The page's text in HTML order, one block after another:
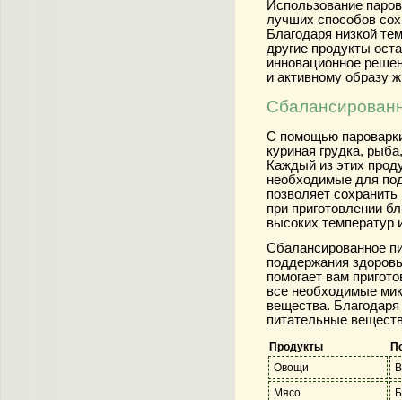
Использование
лучших способов
Благодаря низкой
другие продукты
инновационное
и активному образу
С помощью
куриная грудка,
Каждый из этих
необходимые для
позволяет
при приготовлении
высоких температур
Сбалансированное
поддержания
помогает вам
все необходимые
вещества.
питательные
Продукты
Овощи
Мясо